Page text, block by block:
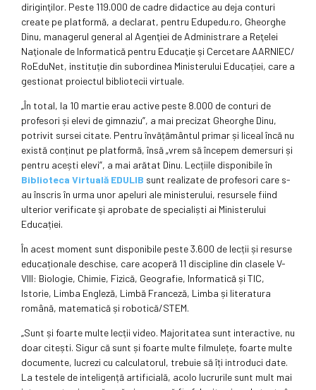
diriginţilor. Peste 119.000 de cadre didactice au deja conturi
create pe platformă, a declarat, pentru Edupedu.ro, Gheor­ghe
Dinu, managerul general al Agenţiei de Administrare a Reţelei
Naţionale de Informatică pentru Educaţie şi Cercetare AARNIEC/
RoEduNet, instituție din subordinea Ministerului Educației, care a
gestionat proiectul bibliotecii virtuale.
„În total, la 10 martie erau active peste 8.000 de conturi de
profesori și elevi de gimnaziu”, a mai precizat Gheorghe Dinu,
potrivit sursei citate. Pentru învățământul primar și liceal încă nu
există conținut pe platformă, însă „vrem să începem demersuri și
pentru acești elevi”, a mai arătat Dinu. Lecțiile disponibile în
Biblioteca Virtuală EDULIB sunt realizate de profesori care s-
au înscris în urma unor apeluri ale ministerului, resursele fiind
ulterior verificate şi aprobate de specialiști ai Ministerului
Educației.
În acest moment sunt disponibile peste 3.600 de lecții și resurse
educaționale deschise, care acoperă 11 discipline din clasele V-
VIII: Biologie, Chimie, Fizică, Geografie, Informatică și TIC,
Istorie, Limba Engleză, Limbă Franceză, Limba și literatura
română, matematică și robotică/STEM.
„Sunt și foarte multe lecții video. Majoritatea sunt interactive, nu
doar citești. Sigur că sunt și foarte multe filmulețe, foarte multe
documente, lucrezi cu calculatorul, trebuie să îți introduci date.
La testele de inteligență artificială, acolo lucrurile sunt mult mai